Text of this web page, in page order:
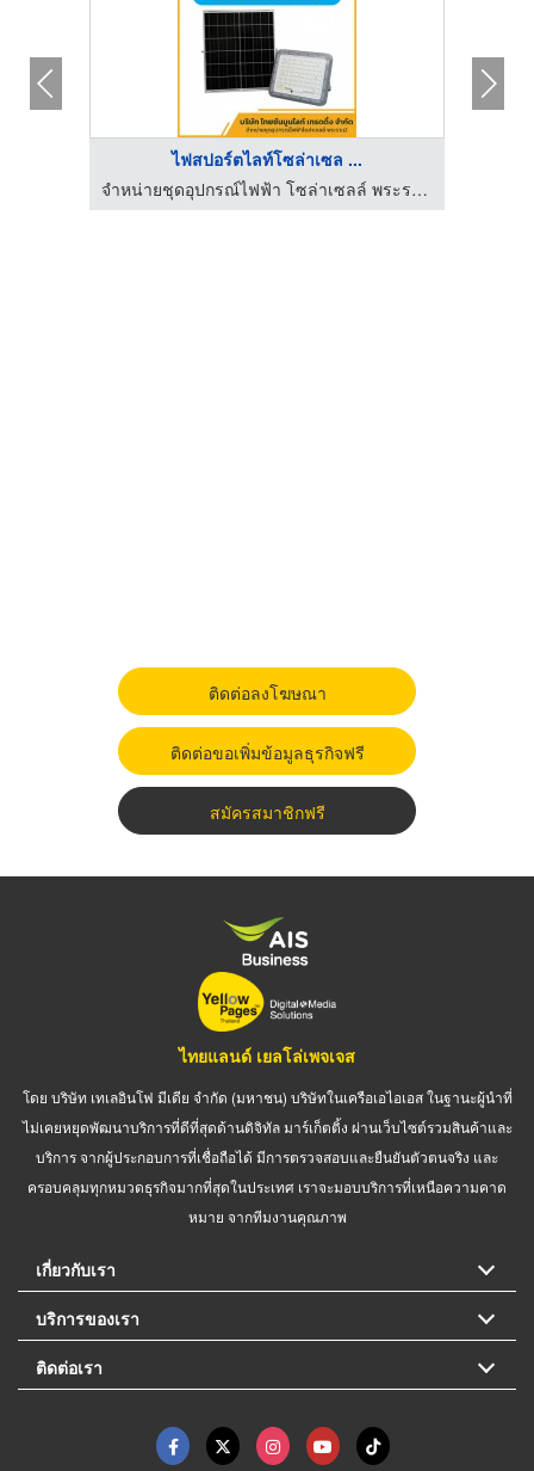
ไฟสปอร์ตไลท์โซล่าเซล ...
จำหน่ายชุดอุปกรณ์ไฟฟ้า โซล่าเซลล์ พระราม 2
ติดต่อลงโฆษณา
ติดต่อขอเพิ่มข้อมูลธุรกิจฟรี
สมัครสมาชิกฟรี
ไทยแลนด์ เยลโล่เพจเจส
โดย บริษัท เทเลอินโฟ มีเดีย จำกัด (มหาชน) บริษัทในเครือเอไอเอส ในฐานะผู้นำที่
ไม่เคยหยุดพัฒนาบริการที่ดีที่สุดด้านดิจิทัล มาร์เก็ตติ้ง ผ่านเว็บไซต์รวมสินค้าและ
บริการ จากผู้ประกอบการที่เชื่อถือได้ มีการตรวจสอบและยืนยันตัวตนจริง และ
ครอบคลุมทุกหมวดธุรกิจมากที่สุดในประเทศ เราจะมอบบริการที่เหนือความคาด
หมาย จากทีมงานคุณภาพ
เกี่ยวกับเรา
บริการของเรา
ติดต่อเรา